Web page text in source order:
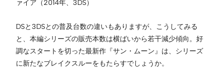
ァイア（2014年、3DS）
DSと3DSとの普及台数の違いもありますが、こうしてみる
と、本編シリーズの販売本数は横ばいから若干減少傾向。好
調なスタートを切った最新作『サン・ムーン』は、シリーズ
に新たなブレイクスルーをもたらすでしょうか。